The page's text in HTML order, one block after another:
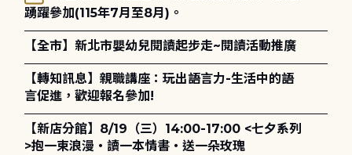
踴躍參加(115年7月至8月)。
【全市】新北市嬰幼兒閱讀起步走~閱讀活動推廣
【轉知訊息】親職講座：玩出語言力-生活中的語
言促進，歡迎報名參加!
【新店分館】8/19（三）14:00-17:00 <七夕系列
>抱一束浪漫・讀一本情書・送一朵玫瑰